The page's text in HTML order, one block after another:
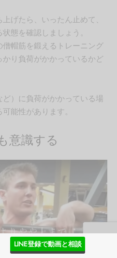
げたら、いったん止めて、
態を確認しましょう。
帽筋を鍛えるトレーニング
り負荷がかかっているかど
）に負荷がかかっている場
能性があります。
意識する
LINE登録で動画と相談